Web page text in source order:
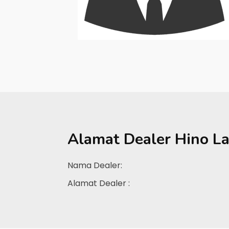
Alamat Dealer Hino
Nama Dealer:
Alamat Dealer :